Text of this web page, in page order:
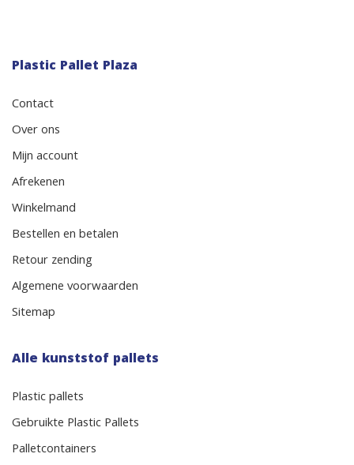
Plastic Pallet Plaza
Contact
Over ons
Mijn account
Afrekenen
Winkelmand
Bestellen en betalen
Retour zending
Algemene voorwaarden
Sitemap
Alle kunststof pallets
Plastic pallets
Gebruikte Plastic Pallets
Palletcontainers